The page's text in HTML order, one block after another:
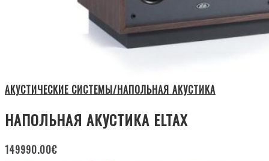
АКУСТИЧЕСКИЕ СИСТЕМЫ/НАПОЛЬНАЯ АКУСТИКА
НАПОЛЬНАЯ АКУСТИКА ELTAX
149990.00€